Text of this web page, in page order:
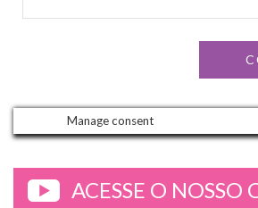
Manage consent
ACESSE O NOSSO